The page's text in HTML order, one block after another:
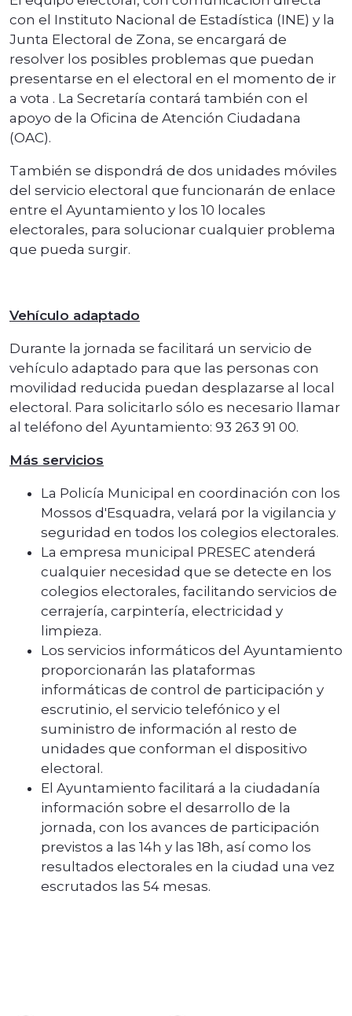
con el Instituto Nacional de Estadística (INE) y la
Junta Electoral de Zona, se encargará de
resolver los posibles problemas que puedan
presentarse en el electoral en el momento de ir
a vota . La Secretaría contará también con el
apoyo de la Oficina de Atención Ciudadana
(OAC).
También se dispondrá de dos unidades móviles
del servicio electoral que funcionarán de enlace
entre el Ayuntamiento y los 10 locales
electorales, para solucionar cualquier problema
que pueda surgir.
Vehículo adaptado
Durante la jornada se facilitará un servicio de
vehículo adaptado para que las personas con
movilidad reducida puedan desplazarse al local
electoral. Para solicitarlo sólo es necesario llamar
al teléfono del Ayuntamiento: 93 263 91 00.
Más servicios
La Policía Municipal en coordinación con los
Mossos d'Esquadra, velará por la vigilancia y
seguridad en todos los colegios electorales.
La empresa municipal PRESEC atenderá
cualquier necesidad que se detecte en los
colegios electorales, facilitando servicios de
cerrajería, carpintería, electricidad y
limpieza.
Los servicios informáticos del Ayuntamiento
proporcionarán las plataformas
informáticas de control de participación y
escrutinio, el servicio telefónico y el
suministro de información al resto de
unidades que conforman el dispositivo
electoral.
El Ayuntamiento facilitará a la ciudadanía
información sobre el desarrollo de la
jornada, con los avances de participación
previstos a las 14h y las 18h, así como los
resultados electorales en la ciudad una vez
escrutados las 54 mesas.